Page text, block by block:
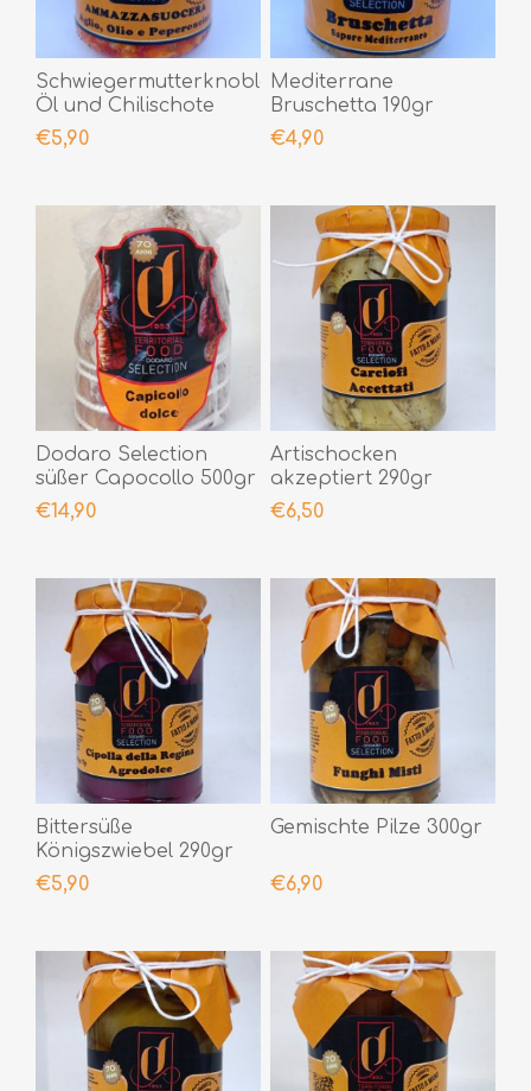
Schwiegermutterknoblauch,
Öl und Chilischote
190gr
€5,90
Mediterrane
Bruschetta 190gr
€4,90
Dodaro Selection
süßer Capocollo 500gr
€14,90
Artischocken
akzeptiert 290gr
€6,50
Bittersüße
Königszwiebel 290gr
€5,90
Gemischte Pilze 300gr
€6,90